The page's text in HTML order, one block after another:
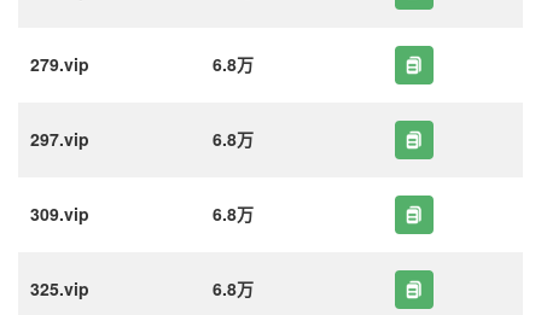
279.vip 6.8万
297.vip 6.8万
309.vip 6.8万
325.vip 6.8万